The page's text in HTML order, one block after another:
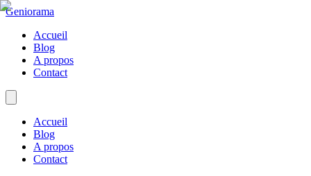
Geniorama
Accueil
Blog
A propos
Contact
Accueil
Blog
A propos
Contact